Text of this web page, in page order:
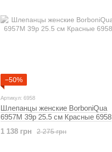
−50%
Артикул: 6958
Шлепанцы женские BorboniQua
6957M 39р 25.5 см Красные 6958
2 275 грн
1 138 грн